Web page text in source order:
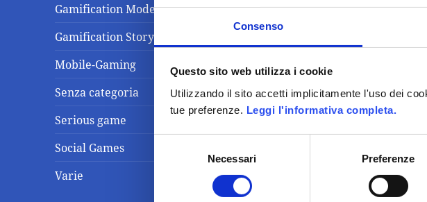
Consenso
Questo sito web utilizza i cookie
Utilizzando il sito accetti implicitamente l'uso dei
tue preferenze. Leggi l'informativa completa.
Necessari Preferenze
Gamification Model
Gamification Storytelling
Mobile-Gaming
Senza categoria
Serious game
Social Games
Varie
limiti.